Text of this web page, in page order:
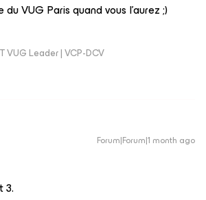
VUG Paris quand vous l’aurez ;)
VUG Leader | VCP-DCV
Forum|Forum|1 month ago
3.